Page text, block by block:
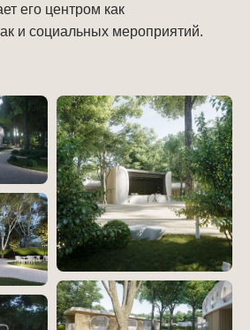
его центром как
и социальных мероприятий.